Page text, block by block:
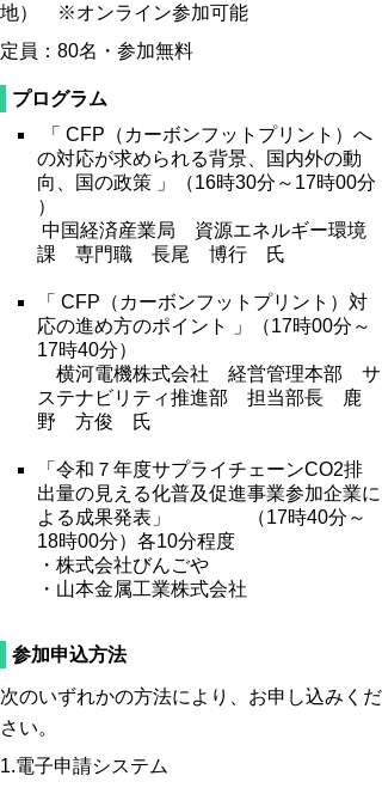
地） ※オンライン参加可能
定員：80名・参加無料
プログラム
「 CFP（カーボンフットプリント）へ
の対応が求められる背景、国内外の動
向、国の政策 」（16時30分～17時00分
）
中国経済産業局 資源エネルギー環境
課 専門職 長尾 博行 氏
「 CFP（カーボンフットプリント）対
応の進め方のポイント 」（17時00分～
17時40分）
横河電機株式会社 経営管理本部 サ
ステナビリティ推進部 担当部長 鹿
野 方俊 氏
「令和７年度サプライチェーンCO2排
出量の見える化普及促進事業参加企業に
よる成果発表」 （17時40分～
18時00分）各10分程度
・株式会社びんごや
・山本金属工業株式会社
参加申込方法
次のいずれかの方法により、お申し込みくだ
さい。
1.電子申請システム